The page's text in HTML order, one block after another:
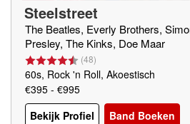
Steelstreet
The Beatles, Everly Brothers,
Presley, The Kinks, Doe Maar
(48)
60s, Rock 'n Roll, Akoestisch
€395 - €995
Bekijk Profiel
Band Boeken